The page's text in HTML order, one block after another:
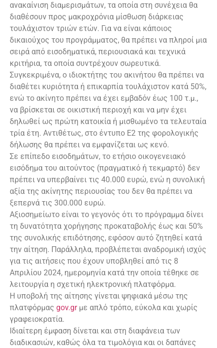
ανακαίνιση διαμερισμάτων, τα οποία στη συνέχεια θα
διαθέσουν προς μακροχρόνια μίσθωση διάρκειας
τουλάχιστον τριών ετών. Για να είναι κάποιος
δικαιούχος του προγράμματος, θα πρέπει να πληροί μια
σειρά από εισοδηματικά, περιουσιακά και τεχνικά
κριτήρια, τα οποία συντρέχουν σωρευτικά.
Συγκεκριμένα, ο ιδιοκτήτης του ακινήτου θα πρέπει να
διαθέτει κυριότητα ή επικαρπία τουλάχιστον κατά 50%,
ενώ το ακίνητο πρέπει να έχει εμβαδόν έως 100 τ.μ.,
να βρίσκεται σε οικιστική περιοχή και να μην έχει
δηλωθεί ως πρώτη κατοικία ή μισθωμένο τα τελευταία
τρία έτη. Αντιθέτως, στο έντυπο Ε2 της φορολογικής
δήλωσης θα πρέπει να εμφανίζεται ως κενό.
Σε επίπεδο εισοδημάτων, το ετήσιο οικογενειακό
εισόδημα του αιτούντος (πραγματικό ή τεκμαρτό) δεν
πρέπει να υπερβαίνει τις 40.000 ευρώ, ενώ η συνολική
αξία της ακίνητης περιουσίας του δεν θα πρέπει να
ξεπερνά τις 300.000 ευρώ.
Αξιοσημείωτο είναι το γεγονός ότι το πρόγραμμα δίνει
τη δυνατότητα χορήγησης προκαταβολής έως και 50%
της συνολικής επιδότησης, εφόσον αυτό ζητηθεί κατά
την αίτηση. Παράλληλα, προβλέπεται αναδρομική ισχύς
για τις αιτήσεις που έχουν υποβληθεί από τις 8
Απριλίου 2024, ημερομηνία κατά την οποία τέθηκε σε
λειτουργία η σχετική ηλεκτρονική πλατφόρμα.
Η υποβολή της αίτησης γίνεται ψηφιακά μέσω της
πλατφόρμας gov.grμε απλό τρόπο, εύκολα και χωρίς
γραφειοκρατία.
Ιδιαίτερη έμφαση δίνεται και στη διαφάνεια των
διαδικασιών, καθώς όλα τα τιμολόγια και οι δαπάνες